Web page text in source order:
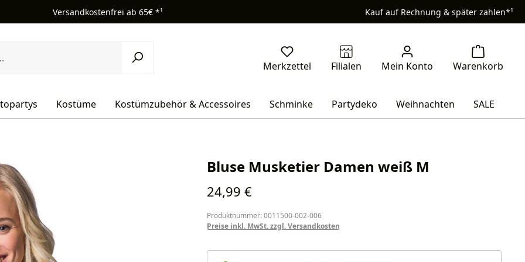
Versandkostenfrei ab 65€ *¹ Kauf auf Rechnung & später zahlen*¹
Kostüme Kostümzubehör & Accessoires Schminke Partydeko Weihnachten SALE
Bluse Musketier Damen weiß M
Regulärer Preis:
24,99 €
Produktnummer: 0011500-002-006
Preise inkl. MwSt. zzgl. Versandkosten